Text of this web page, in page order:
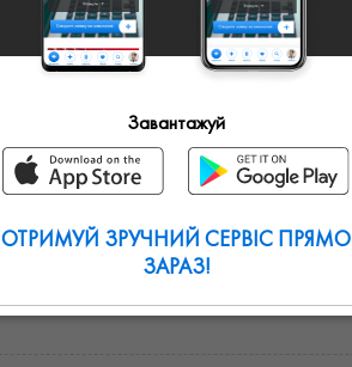
Завантажуй
ОТРИМУЙ ЗРУЧНИЙ СЕРВІС ПРЯМО
ЗАРАЗ!